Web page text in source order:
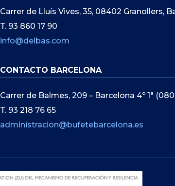
Carrer de Lluís Vives, 35, 08402 Granollers,
T. 93 860 17 90
info@delbas.com
CONTACTO BARCELONA
Carrer de Balmes, 209 – Barcelona 4º 1ª
T. 93 218 76 65
administracion@bufetebarcelona.es